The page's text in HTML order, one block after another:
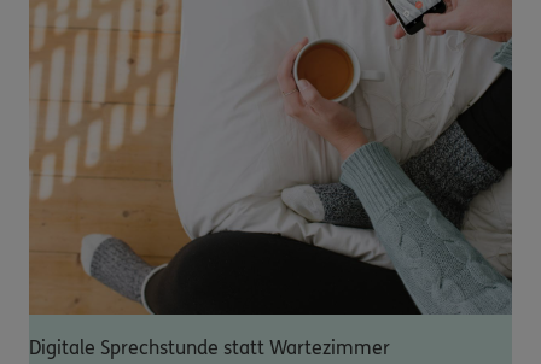
Digitale Sprechstunde statt Wartezimmer